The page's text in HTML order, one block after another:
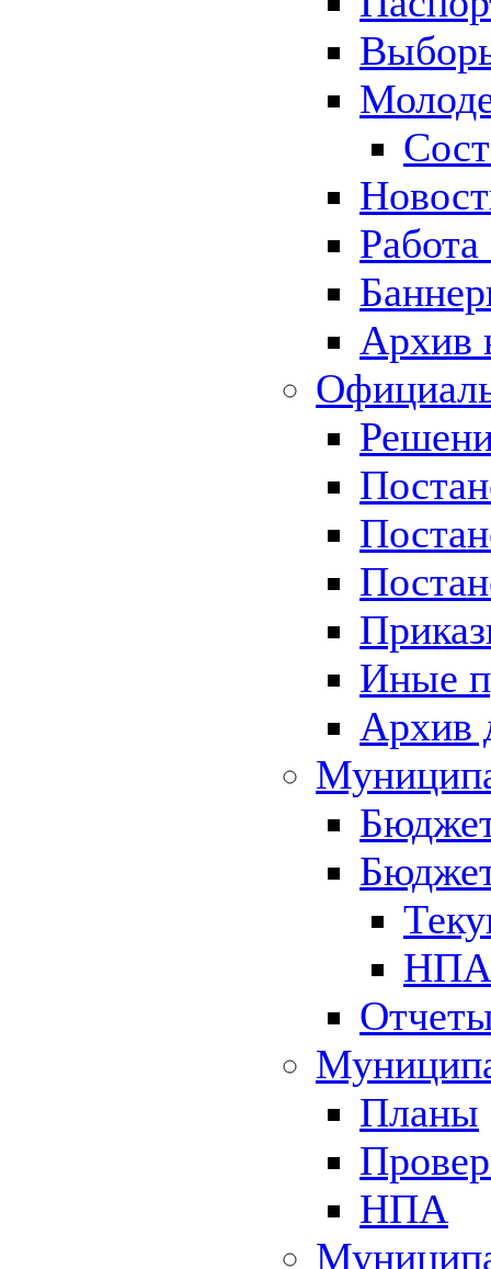
Архив
Иные
Архив
НПА
Планы
НПА